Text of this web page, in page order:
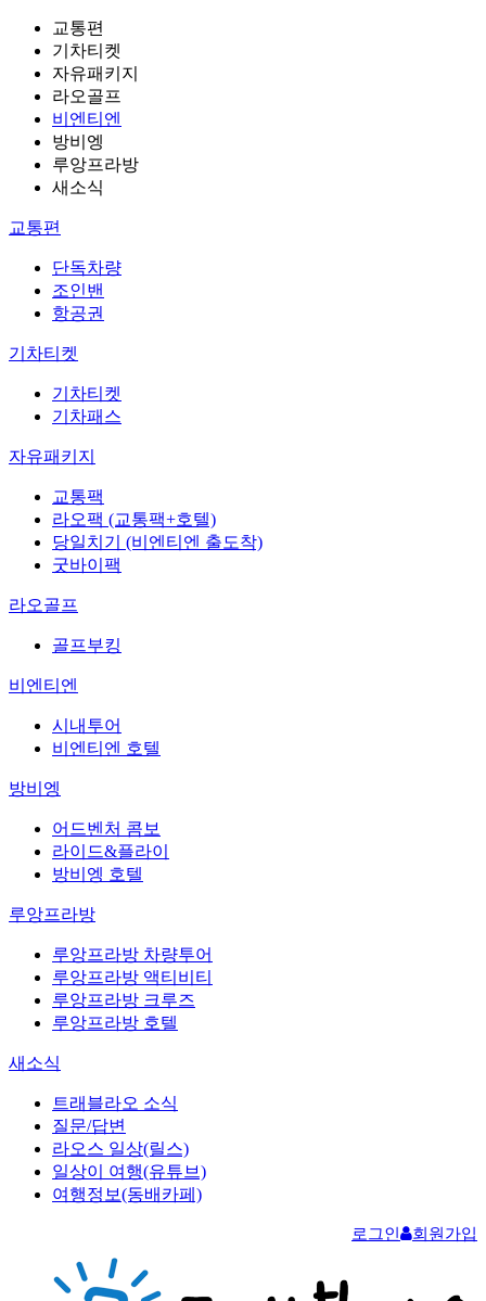
교통편
기차티켓
자유패키지
라오골프
비엔티엔
방비엥
루앙프라방
새소식
교통편
단독차량
조인밴
항공권
기차티켓
기차티켓
기차패스
자유패키지
교통팩
라오팩 (교통팩+호텔)
당일치기 (비엔티엔 출도착)
굿바이팩
라오골프
골프부킹
비엔티엔
시내투어
비엔티엔 호텔
방비엥
어드벤처 콤보
라이드&플라이
방비엥 호텔
루앙프라방
루앙프라방 차량투어
루앙프라방 액티비티
루앙프라방 크루즈
루앙프라방 호텔
새소식
트래블라오 소식
질문/답변
라오스 일상(릴스)
일상이 여행(유튜브)
여행정보(동배카페)
로그인 회원가입